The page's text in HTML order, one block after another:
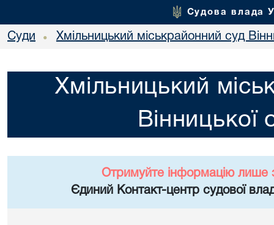
Судова влада
Суди • Хмільницький міськрайонний суд
Хмільницький
Вінницької
Отримуйте інформацію лише
Єдиний Контакт-центр судової